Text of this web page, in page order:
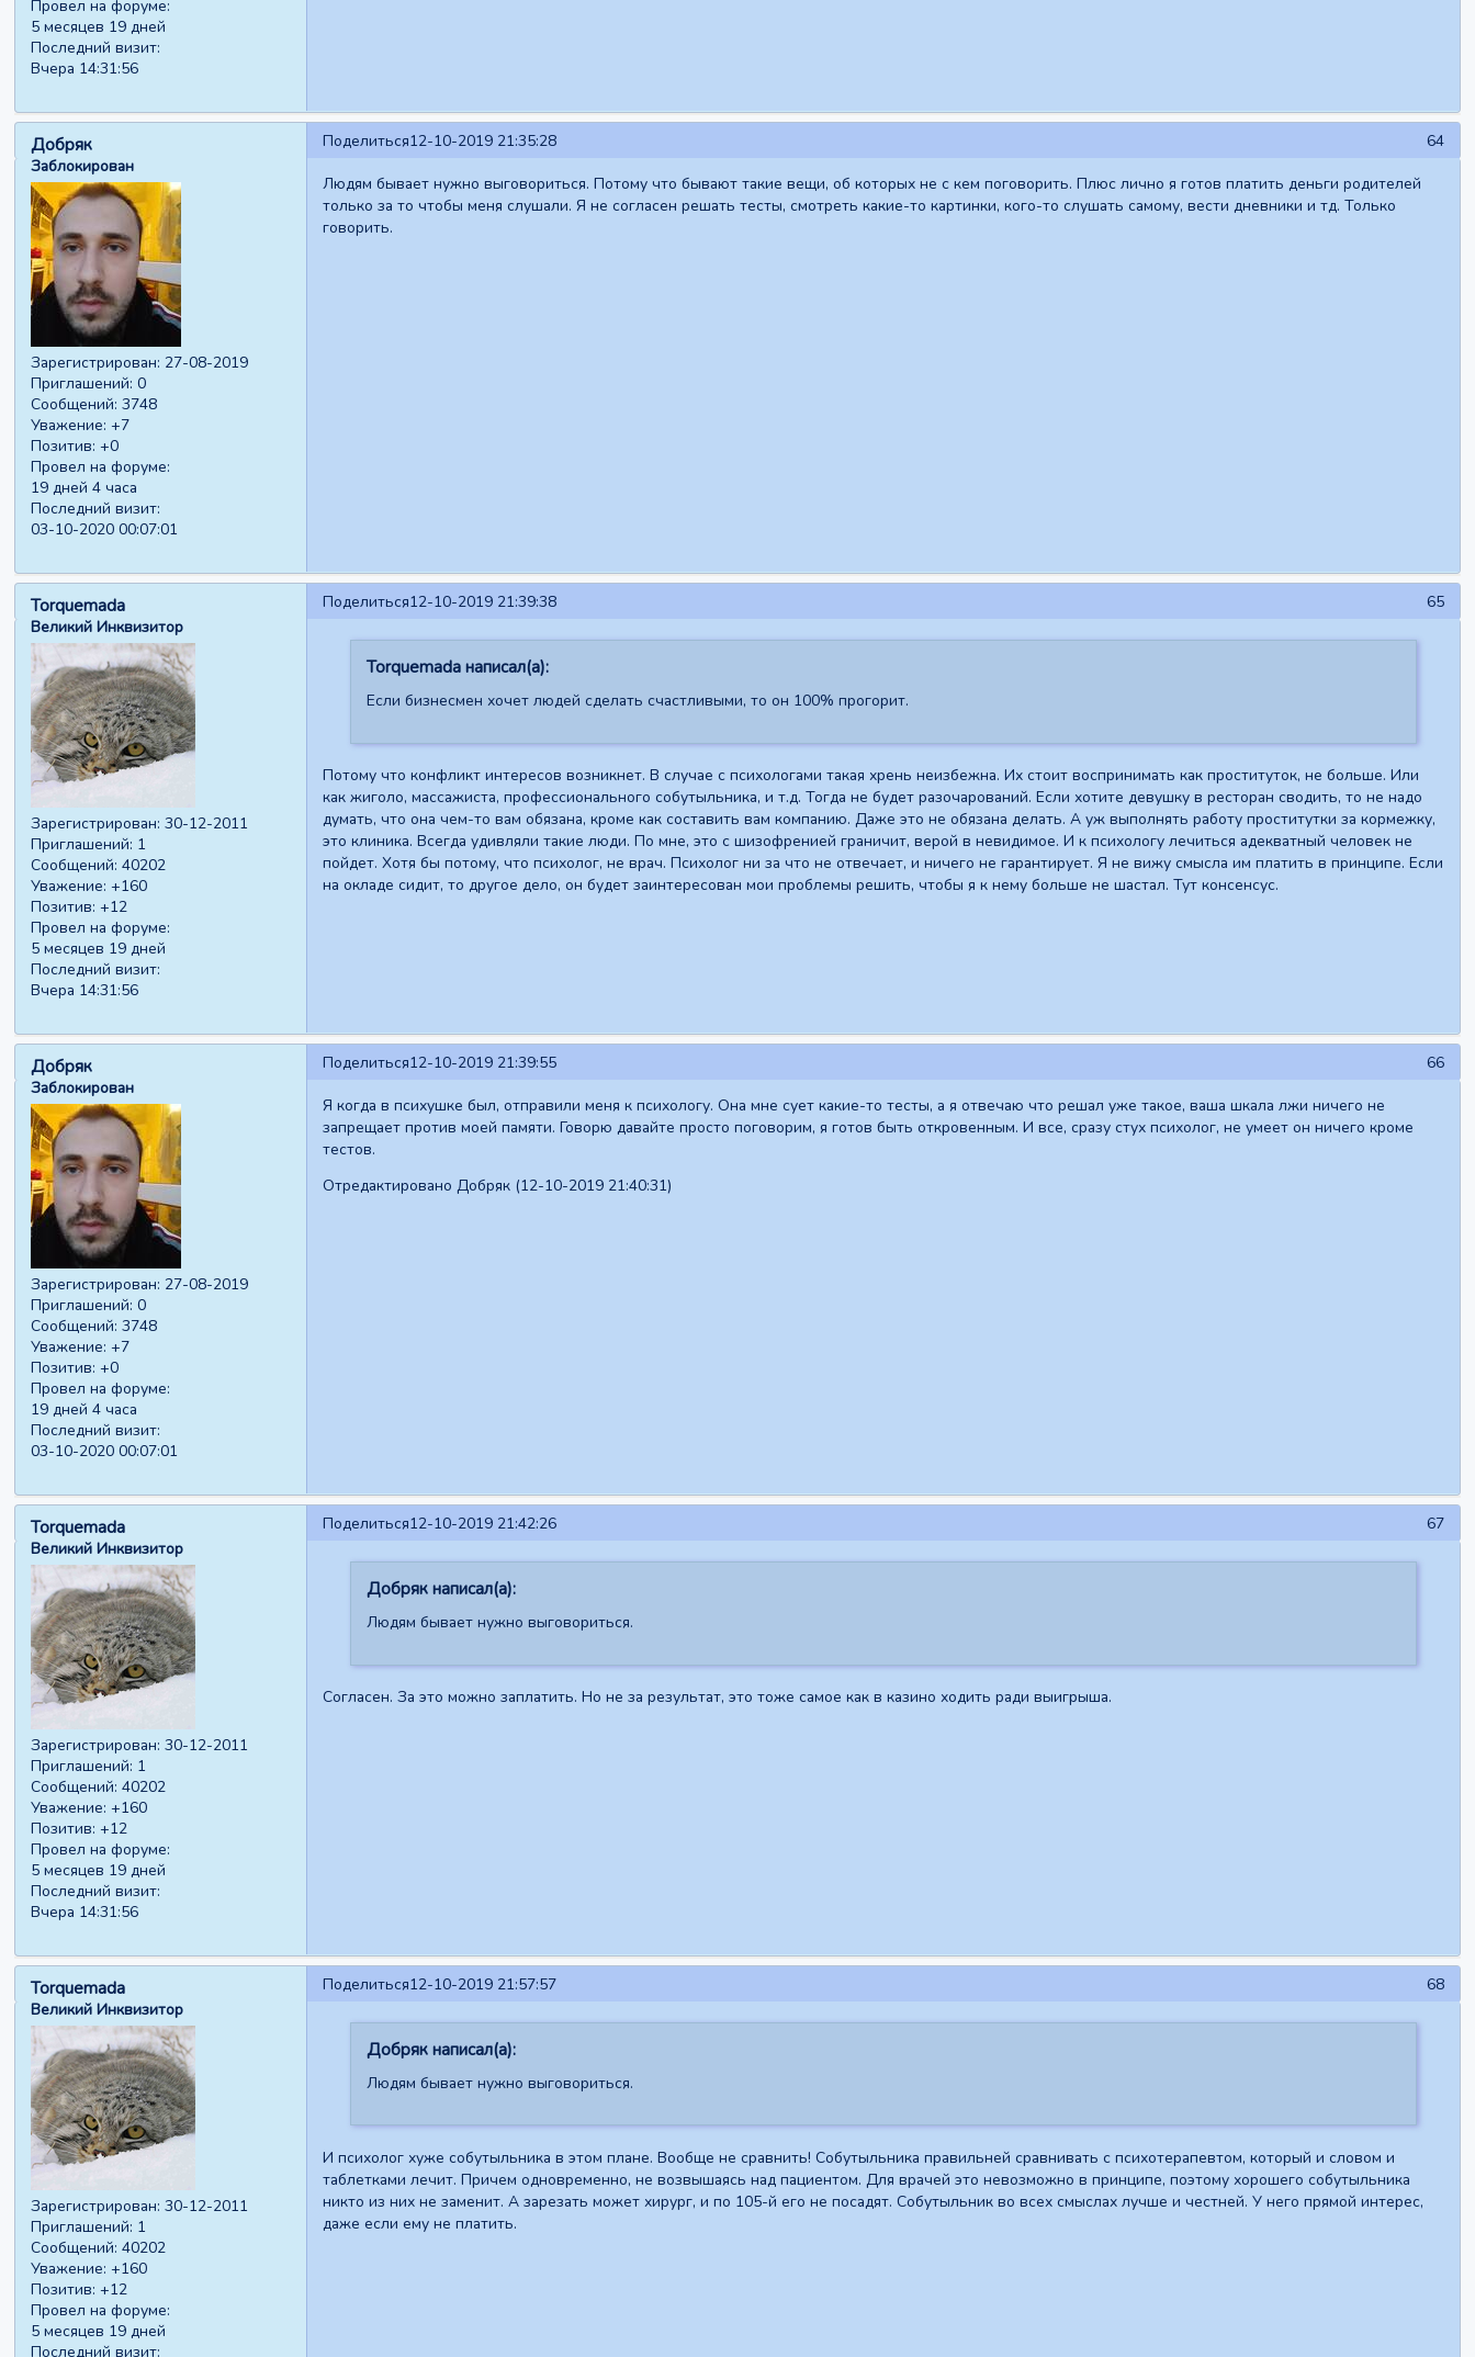
Провел на форуме:
5 месяцев 19 дней
Последний визит:
Вчера 14:31:56
Поделиться 64
12-10-2019 21:35:28
Добряк
Заблокирован
Зарегистрирован: 27-08-2019
Приглашений: 0
Сообщений: 3748
Уважение: +7
Позитив: +0
Провел на форуме:
19 дней 4 часа
Последний визит:
03-10-2020 00:07:01
Людям бывает нужно выговориться. Потому что бывают такие вещи, об которых не с кем поговорить. Плюс лично я готов платить деньги родителей
только за то чтобы меня слушали. Я не согласен решать тесты, смотреть какие-то картинки, кого-то слушать самому, вести дневники и тд. Только
говорить.
Поделиться 65
12-10-2019 21:39:38
Torquemada
Великий Инквизитор
Зарегистрирован: 30-12-2011
Приглашений: 1
Сообщений: 40202
Уважение: +160
Позитив: +12
Провел на форуме:
5 месяцев 19 дней
Последний визит:
Вчера 14:31:56
Torquemada написал(а):
Если бизнесмен хочет людей сделать счастливыми, то он 100% прогорит.
Потому что конфликт интересов возникнет. В случае с психологами такая хрень неизбежна. Их стоит воспринимать как проституток, не больше. Или
как жиголо, массажиста, профессионального собутыльника, и т.д. Тогда не будет разочарований. Если хотите девушку в ресторан сводить, то не надо
думать, что она чем-то вам обязана, кроме как составить вам компанию. Даже это не обязана делать. А уж выполнять работу проститутки за кормежку,
это клиника. Всегда удивляли такие люди. По мне, это с шизофренией граничит, верой в невидимое. И к психологу лечиться адекватный человек не
пойдет. Хотя бы потому, что психолог, не врач. Психолог ни за что не отвечает, и ничего не гарантирует. Я не вижу смысла им платить в принципе. Если
на окладе сидит, то другое дело, он будет заинтересован мои проблемы решить, чтобы я к нему больше не шастал. Тут консенсус.
Поделиться 66
12-10-2019 21:39:55
Добряк
Заблокирован
Зарегистрирован: 27-08-2019
Приглашений: 0
Сообщений: 3748
Уважение: +7
Позитив: +0
Провел на форуме:
19 дней 4 часа
Последний визит:
03-10-2020 00:07:01
Я когда в психушке был, отправили меня к психологу. Она мне сует какие-то тесты, а я отвечаю что решал уже такое, ваша шкала лжи ничего не
запрещает против моей памяти. Говорю давайте просто поговорим, я готов быть откровенным. И все, сразу стух психолог, не умеет он ничего кроме
тестов.
Отредактировано Добряк (12-10-2019 21:40:31)
Поделиться 67
12-10-2019 21:42:26
Torquemada
Великий Инквизитор
Зарегистрирован: 30-12-2011
Приглашений: 1
Сообщений: 40202
Уважение: +160
Позитив: +12
Провел на форуме:
5 месяцев 19 дней
Последний визит:
Вчера 14:31:56
Добряк написал(а):
Людям бывает нужно выговориться.
Согласен. За это можно заплатить. Но не за результат, это тоже самое как в казино ходить ради выигрыша.
Поделиться 68
12-10-2019 21:57:57
Torquemada
Великий Инквизитор
Зарегистрирован: 30-12-2011
Приглашений: 1
Сообщений: 40202
Уважение: +160
Позитив: +12
Провел на форуме:
5 месяцев 19 дней
Последний визит:
Добряк написал(а):
Людям бывает нужно выговориться.
И психолог хуже собутыльника в этом плане. Вообще не сравнить! Собутыльника правильней сравнивать с психотерапевтом, который и словом и
таблетками лечит. Причем одновременно, не возвышаясь над пациентом. Для врачей это невозможно в принципе, поэтому хорошего собутыльника
никто из них не заменит. А зарезать может хирург, и по 105-й его не посадят. Собутыльник во всех смыслах лучше и честней. У него прямой интерес,
даже если ему не платить.